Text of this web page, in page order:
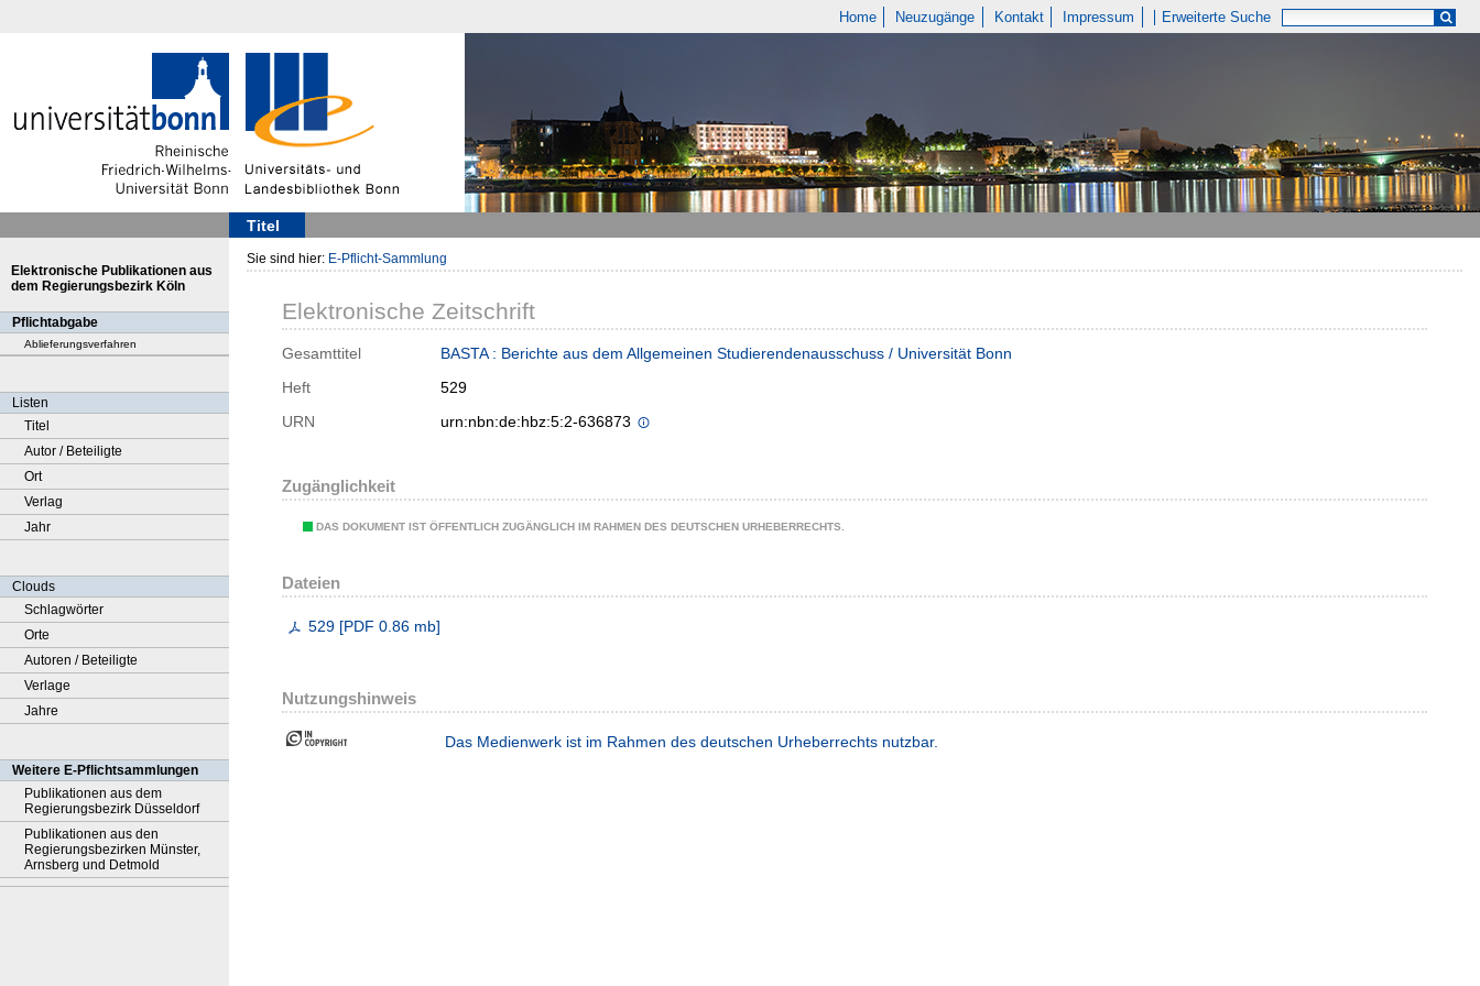
Home Neuzugänge Kontakt Impressum Erweiterte Suche
Titel
Elektronische Publikationen aus
dem Regierungsbezirk Köln
Pflichtabgabe
Ablieferungsverfahren
Listen
Titel
Autor / Beteiligte
Ort
Verlag
Jahr
Clouds
Schlagwörter
Orte
Autoren / Beteiligte
Verlage
Jahre
Weitere E-Pflichtsammlungen
Publikationen aus dem
Regierungsbezirk Düsseldorf
Publikationen aus den
Regierungsbezirken Münster,
Arnsberg und Detmold
Sie sind hier: E-Pflicht-Sammlung
Elektronische Zeitschrift
Gesamttitel
BASTA : Berichte aus dem Allgemeinen Studierendenausschuss / Universität Bonn
Heft
529
URN
urn:nbn:de:hbz:5:2-636873
Zugänglichkeit
DAS DOKUMENT IST ÖFFENTLICH ZUGÄNGLICH IM RAHMEN DES DEUTSCHEN URHEBERRECHTS.
Dateien
529 [PDF 0.86 mb]
Nutzungshinweis
Das Medienwerk ist im Rahmen des deutschen Urheberrechts nutzbar.